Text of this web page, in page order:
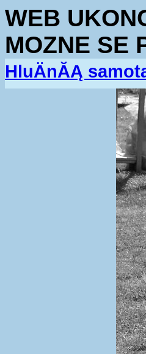
WEB
MOZNE SE
HluÄnĂĄ